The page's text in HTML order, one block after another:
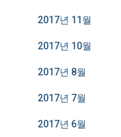
2017년 11월
2017년 10월
2017년 8월
2017년 7월
2017년 6월